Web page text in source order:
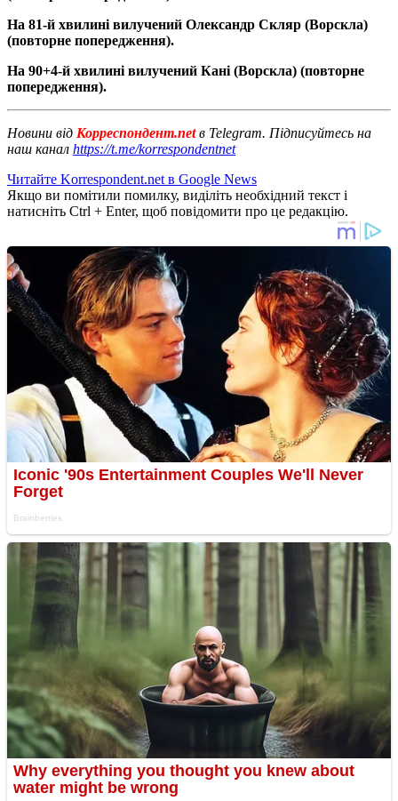
На 81-й хвилині вилучений Олександр Скляр (Ворскла)
(повторне попередження).
На 90+4-й хвилині вилучений Кані (Ворскла) (повторне
попередження).
Новини від Корреспондент.netв Telegram. Підписуйтесь на
наш канал https://t.me/korrespondentnet
Читайте Korrespondent.net в Google News
Якщо ви помітили помилку, виділіть необхідний текст і
натисніть Ctrl + Enter, щоб повідомити про це редакцію.